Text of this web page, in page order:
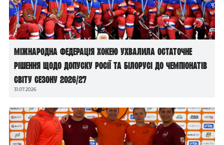
Міжнародна федерація хокею ухвалила остаточне
рішення щодо допуску росії та білорусі до чемпіонатів
світу сезону 2026/27
31.07.2026